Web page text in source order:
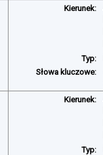
Kierunek:
Typ:
Słowa kluczowe:
Kierunek:
Typ: